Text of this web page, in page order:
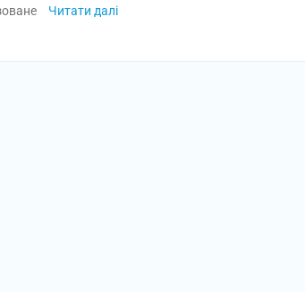
Читати далі